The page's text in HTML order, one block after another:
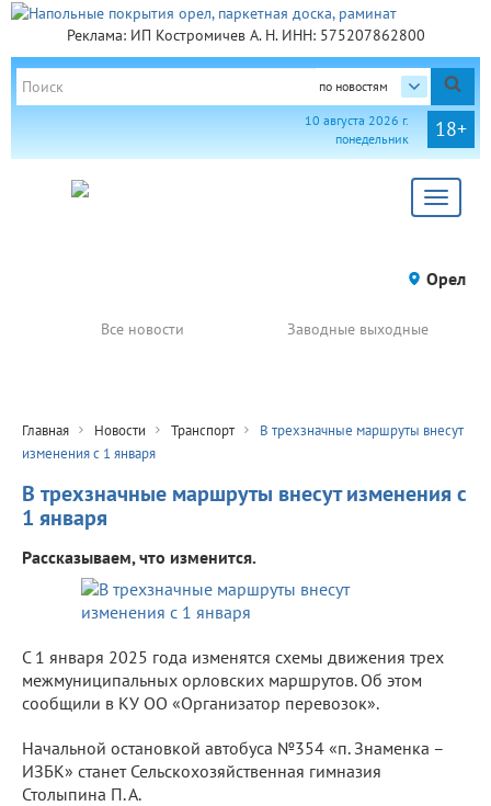
Реклама: ИП Костромичев А. Н. ИНН: 575207862800
по новостям
18+
10 августа 2026 г.
понедельник
Toggle
Орел
Все новости Заводные выходные
Главная Новости Транспорт
В трехзначные маршруты внесут
изменения с 1 января
В трехзначные маршруты внесут изменения с
1 января
Рассказываем, что изменится.
С 1 января 2025 года изменятся схемы движения трех
межмуниципальных орловских маршрутов. Об этом
сообщили в КУ ОО «Организатор перевозок».
Начальной остановкой автобуса №354 «п. Знаменка –
ИЗБК» станет Сельскохозяйственная гимназия
Столыпина П. А.